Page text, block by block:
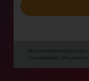
Din kontaktinformasjon blir
forespørselen. Dine